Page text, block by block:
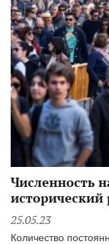
Численность
исторический
25.05.23
Количество